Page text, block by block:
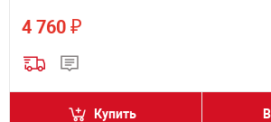
4 760 ₽
Купить